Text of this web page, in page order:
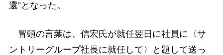
還”となった。
冒頭の言葉は、信宏氏が就任翌日に社員に〈サ
ントリーグループ社長に就任して〉と題して送っ